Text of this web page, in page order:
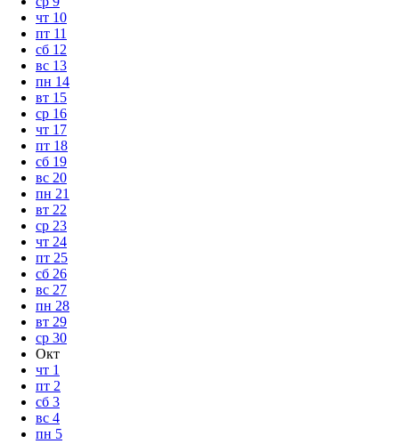
чт 10
пт 11
сб 12
вс 13
пн 14
вт 15
ср 16
чт 17
пт 18
сб 19
вс 20
пн 21
вт 22
ср 23
чт 24
пт 25
сб 26
вс 27
пн 28
вт 29
ср 30
Окт
чт 1
пт 2
сб 3
вс 4
пн 5